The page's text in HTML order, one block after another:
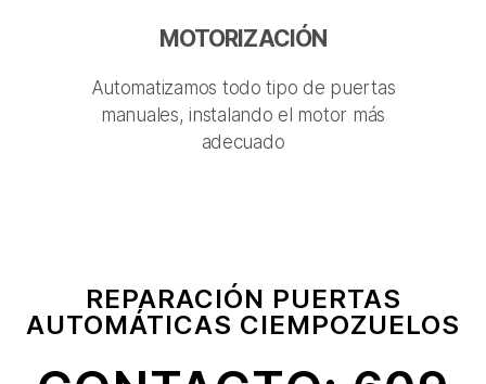
MOTORIZACIÓN
Automatizamos todo tipo de puertas
manuales, instalando el motor más
adecuado
REPARACIÓN PUERTAS
AUTOMÁTICAS CIEMPOZUELOS